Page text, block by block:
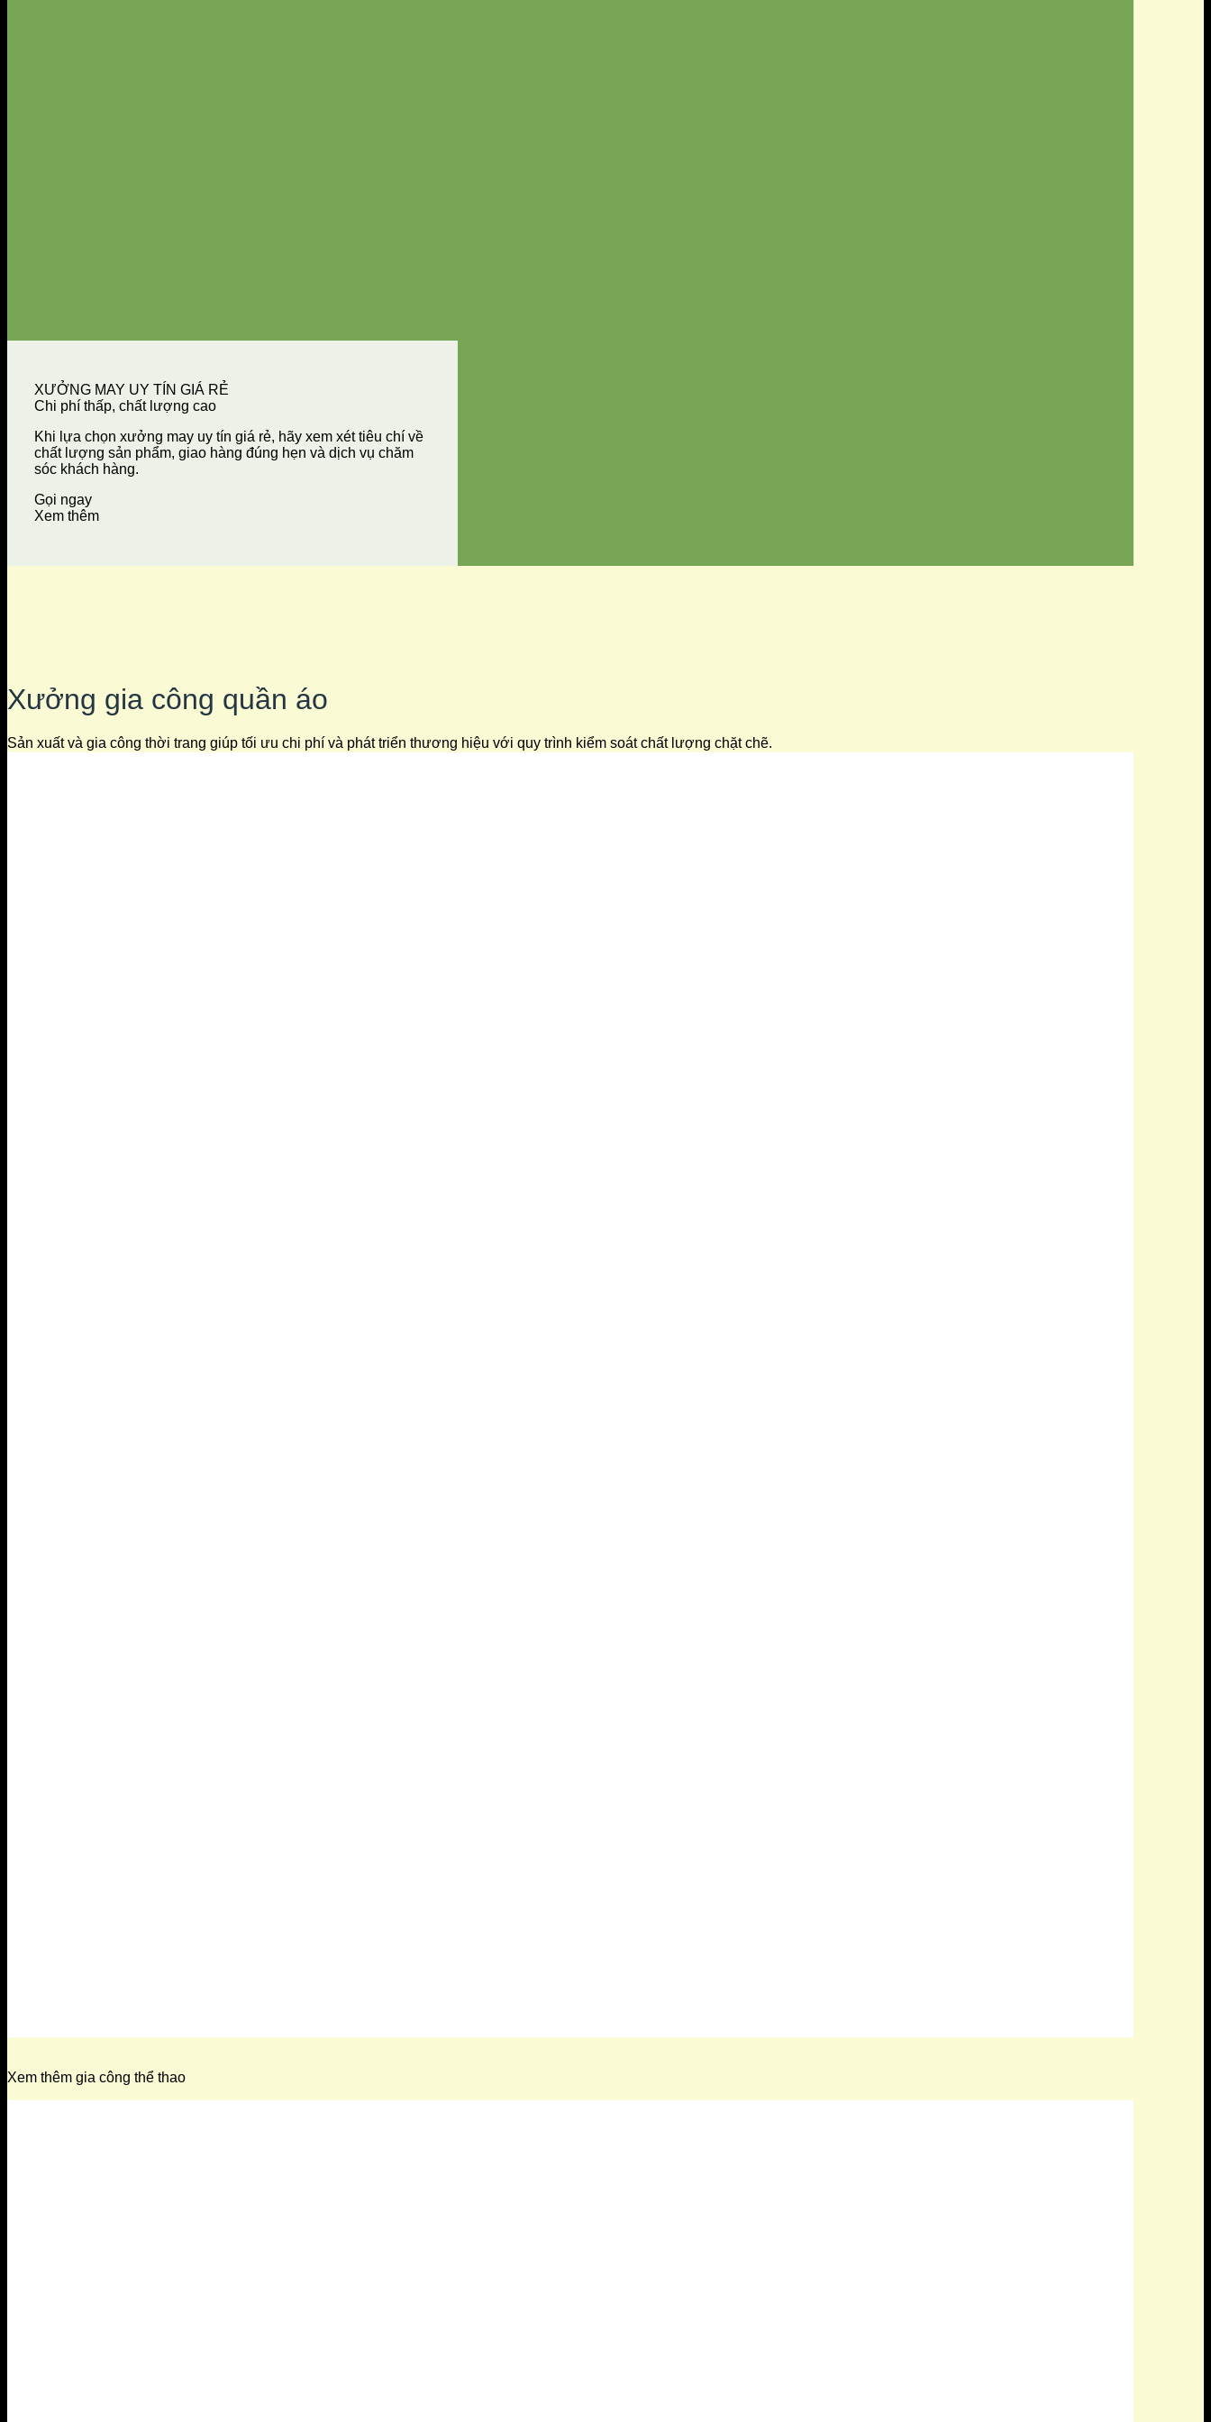
XƯỞNG MAY UY TÍN GIÁ RẺ
Chi phí thấp, chất lượng cao
Khi lựa chọn xưởng may uy tín giá rẻ, hãy xem xét tiêu chí về
chất lượng sản phẩm, giao hàng đúng hẹn và dịch vụ chăm
sóc khách hàng.
Gọi ngay
Xem thêm
Xưởng gia công quần áo
Sản xuất và gia công thời trang giúp tối ưu chi phí và phát triển thương hiệu với quy trình kiểm soát chất lượng chặt chẽ.
Xem thêm gia công thể thao